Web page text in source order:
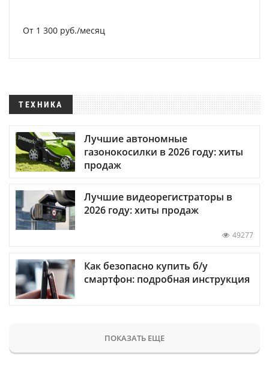
От 1 300 руб./месяц
ТЕХНИКА
Лучшие автономные
газонокосилки в 2026 году: хиты
продаж
Лучшие видеорегистраторы в
2026 году: хиты продаж
49277
Как безопасно купить б/у
смартфон: подробная инструкция
ПОКАЗАТЬ ЕЩЕ